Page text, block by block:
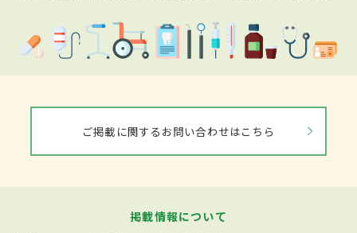
ご掲載に関するお問い合わせはこちら
掲載情報について